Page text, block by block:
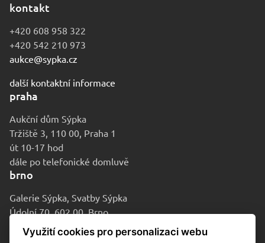
kontakt
+420 608 958 322
+420 542 210 973
aukce@sypka.cz
další kontaktní informace
praha
Aukční dům Sýpka
Tržiště 3, 110 00, Praha 1
út 10-17 hod
dále po telefonické domluvě
brno
Galerie Sýpka, Svatby Sýpka
Údolní 70, 602 00, Brno
po-pá 9-16 hod
Využití cookies pro personalizaci webu